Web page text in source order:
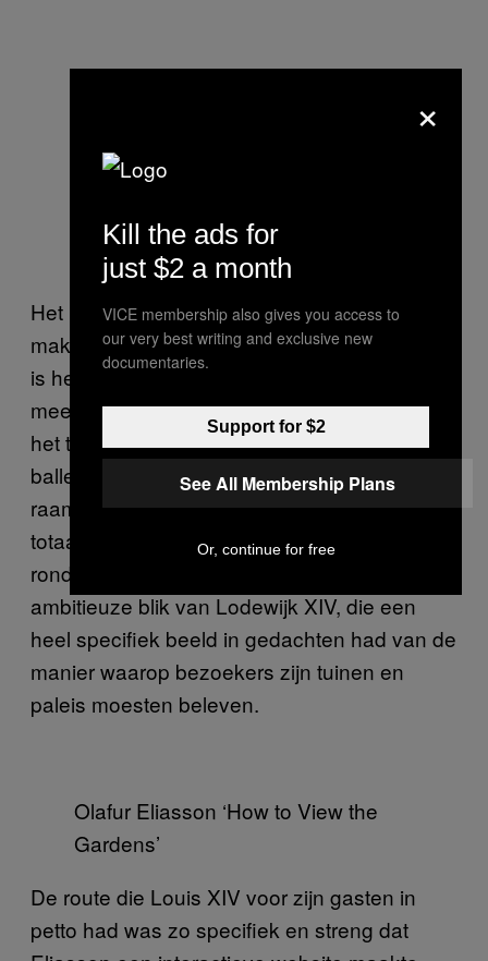
Olafur Eliasson, The Gaze of
Versailles, 2016
Het laatste kunstwerk waar bezoekers mee te
maken krijgen isThe Gaze of Versailles
is het kleinste werk, maar misschien ook het
meest unieke. Eliasson gaat ermee verder op
het thema ‘reflectie.’ Hij plaatste twee gouden
ballen met daarin een vissenkomlens in een
raam. Als je er doorheen kijkt, zie je een
totaal vervormde versie van de omgeving
rond het paleis, als een weergave van de
ambitieuze blik van Lodewijk XIV, die een
heel specifiek beeld in gedachten had van de
manier waarop bezoekers zijn tuinen en
paleis moesten beleven.
Olafur Eliasson ‘How to View the
Gardens’
De route die Louis XIV voor zijn gasten in
petto had was zo specifiek en streng dat
×
Kill the ads for
just $2 a month
VICE membership also gives you access to
our very best writing and exclusive new
documentaries.
Support for $2
See All Membership Plans
Or, continue for free